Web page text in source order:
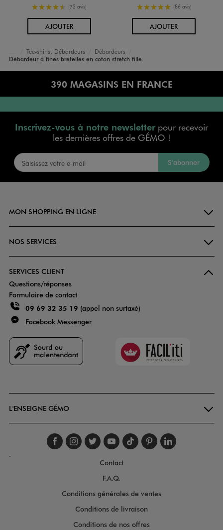
4.5/5 de moyenne
(72 avis)
AJOUTERAU PANIER
5/5 de moyenne
(86 avis)
AJOUTERAU PANIER
Accueil
Fille
Vêtements
Tee-shirts, Débardeurs
Débardeurs
Débardeur à fines bretelles en coton stretch fille
390 MAGASINS EN FRANCE
Inscrivez-vous à notre newsletterpour recevoir
les dernières offres de GÉMO !
S’abonner
MON SHOPPING EN LIGNE
NOS SERVICES
SERVICES CLIENT
Questions/réponses
Formulaire de contact
09 69 32 35 19 (appel non surtaxé)
Facebook Messenger
Faciliti
L'ENSEIGNE GÉMO
Suivez-nous sur
Suivez-nous sur
Suivez-nous sur
Suivez-nous
Suivez-nous
Suivez-
.
Contact
F.A.Q.
Conditions générales de ventes
Conditions de livraison
Conditions de nos offres